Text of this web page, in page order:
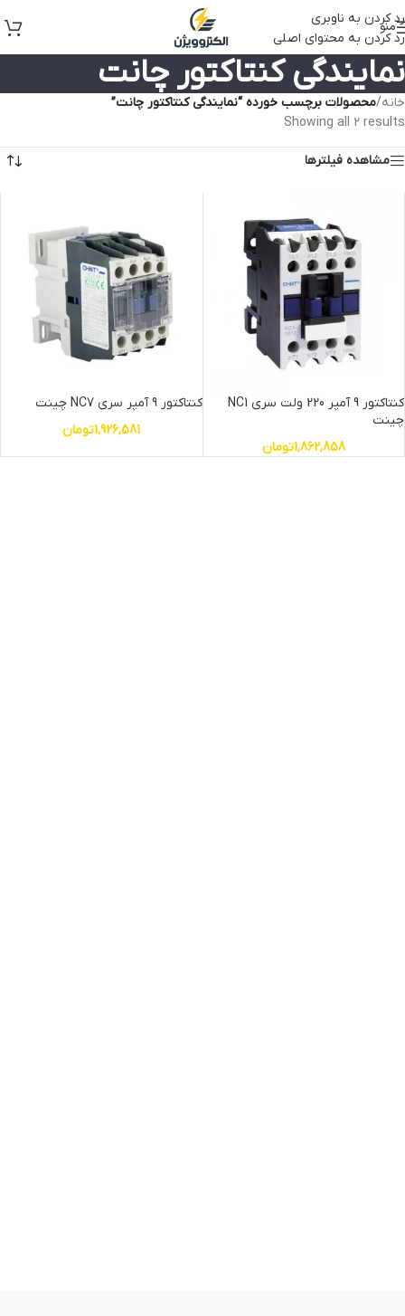
رد کردن به ناوبری
رد کردن به محتوای اصلی
منو
نمایندگی کنتاکتور چانت
خانه/محصولات برچسب خورده “نمایندگی کنتاکتور چانت”
Showing all 2 results
مشاهده فیلترها
کنتاکتور 9 آمپر 220 ولت سری NC1
چینت
1,862,858تومان
کنتاکتور 9 آمپر سری NC7 چینت
1,926,581تومان